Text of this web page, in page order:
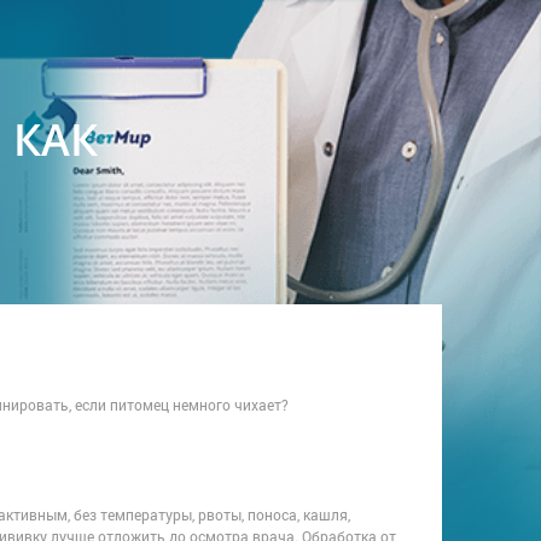
если питомец немного чихает?
без температуры, рвоты, поноса, кашля,
лучше отложить до осмотра врача. Обработка от